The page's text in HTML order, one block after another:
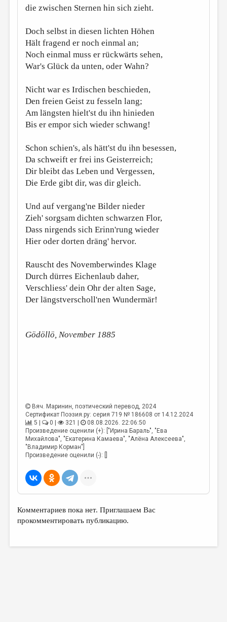
die zwischen Sternen hin sich zieht.
Doch selbst in diesen lichten Höhen
Hält fragend er noch einmal an;
Noch einmal muss er rückwärts sehen,
War's Glück da unten, oder Wahn?
Nicht war es Irdischen beschieden,
Den freien Geist zu fesseln lang;
Am längsten hielt'st du ihn hinieden
Bis er empor sich wieder schwang!
Schon schien's, als hätt'st du ihn besessen,
Da schweift er frei ins Geisterreich;
Dir bleibt das Leben und Vergessen,
Die Erde gibt dir, was dir gleich.
Und auf vergang'ne Bilder nieder
Zieh' sorgsam dichten schwarzen Flor,
Dass nirgends sich Erinn'rung wieder
Hier oder dorten dräng' hervor.
Rauscht des Novemberwindes Klage
Durch dürres Eichenlaub daher,
Verschliess' dein Ohr der alten Sage,
Der längstverscholl'nen Wundermär!
Gödöllö, November 1885
Вяч. Маринин, поэтический перевод, 2024
Сертификат Поэзия.ру: серия 719 № 186608 от 14.12.2024
5 |
0 | 321 |
08.08.2026. 22:06:50
Произведение оценили (+): ["Ирина Бараль", "Ева
Михайлова", "Екатерина Камаева", "Алёна Алексеева",
"Владимир Корман"]
Произведение оценили (-): []
Комментариев пока нет. Приглашаем Вас
прокомментировать публикацию.